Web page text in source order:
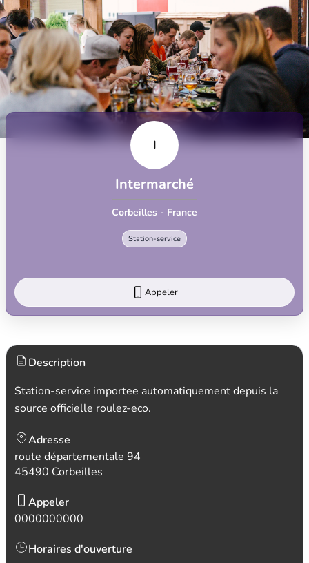
I
Intermarché
Corbeilles - France
Station-service
Appeler
Description
Station-service importee automatiquement depuis la
source officielle roulez-eco.
Adresse
route départementale 94
45490 Corbeilles
Appeler
0000000000
Horaires d'ouverture